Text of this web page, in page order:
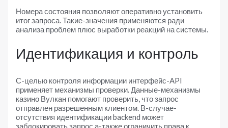
Номера состояния позволяют оперативно установить
итог запроса. Такие-значения применяются ради
анализа проблем плюс выработки реакций на системы.
Идентификация и контроль
С-целью контроля информации интерфейс-API
применяет механизмы проверки. Данные-механизмы
казино Вулкан помогают проверить, что запрос
отправлен разрешенным клиентом. В-случае-
отсутствия идентификации backend может
заблокировать запрос а-также ограничить права к